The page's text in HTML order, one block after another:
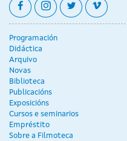
facebookinstagram
twittervimeo
Programación
Didáctica
Arquivo
Novas
Biblioteca
Publicacións
Exposicións
Cursos e seminarios
Empréstito
Sobre a Filmoteca